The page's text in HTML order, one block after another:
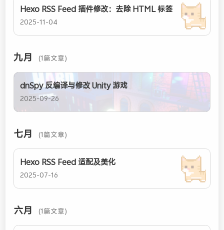
Hexo RSS Feed 插件修改：去除 HTML 标签
2025-11-04
九月 (1篇文章)
dnSpy 反编译与修改 Unity 游戏
2025-09-26
七月 (1篇文章)
Hexo RSS Feed 适配及美化
2025-07-16
六月 (1篇文章)